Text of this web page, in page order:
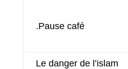
Pause café.
Le danger de l’islam